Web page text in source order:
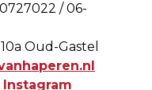
/ 06-
Oud-Gastel
Instagram